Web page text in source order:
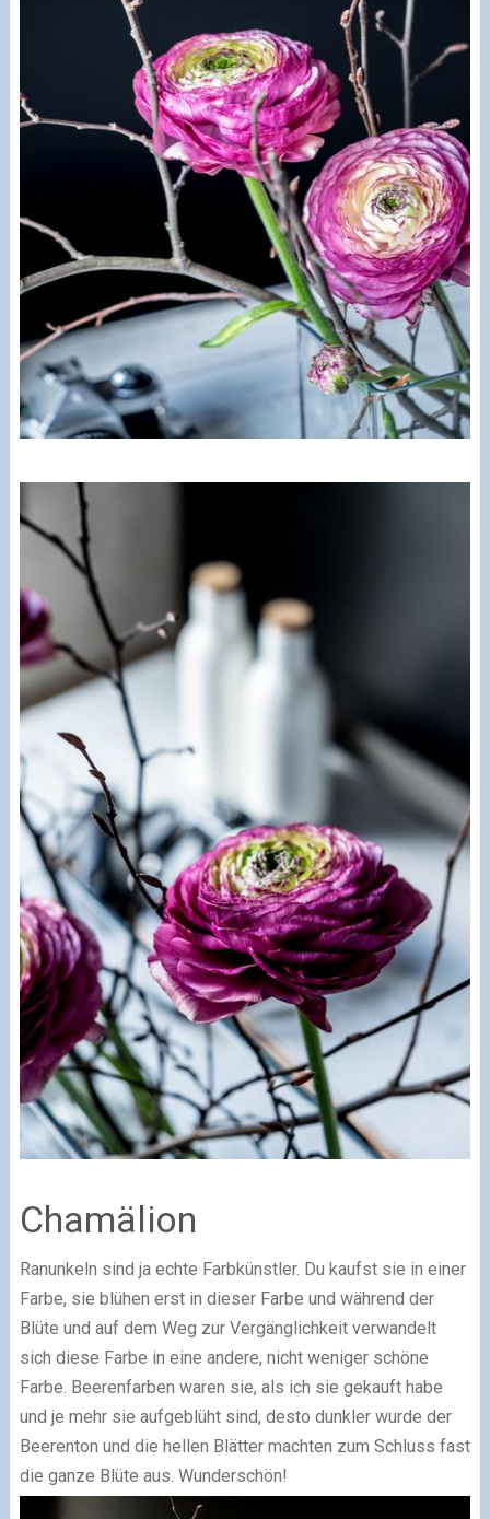
Chamälion
Ranunkeln sind ja echte Farbkünstler. Du kaufst sie in einer
Farbe, sie blühen erst in dieser Farbe und während der
Blüte und auf dem Weg zur Vergänglichkeit verwandelt
sich diese Farbe in eine andere, nicht weniger schöne
Farbe. Beerenfarben waren sie, als ich sie gekauft habe
und je mehr sie aufgeblüht sind, desto dunkler wurde der
Beerenton und die hellen Blätter machten zum Schluss fast
die ganze Blüte aus. Wunderschön!